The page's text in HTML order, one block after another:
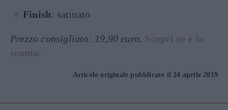
Finish: satinato
Prezzo consigliato: 19,90 euro. Scopri se è in
sconto.
Articolo originale pubblicato il 24 aprile 2019